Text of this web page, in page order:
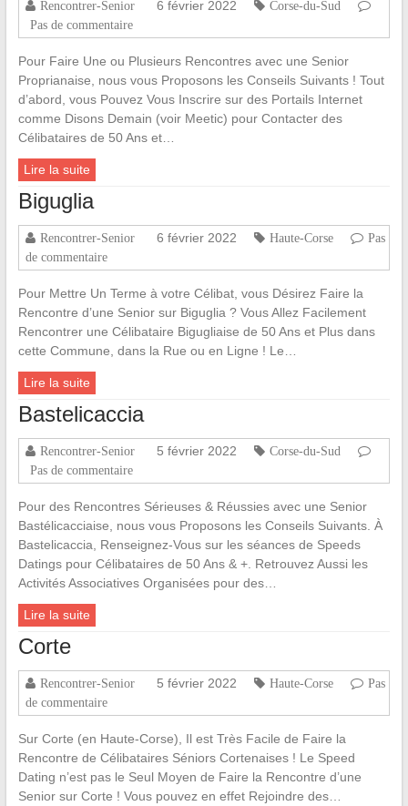
Rencontrer-Senior 6 février 2022
Corse-du-Sud
Pas de commentaire
Pour Faire Une ou Plusieurs Rencontres avec une Senior
Proprianaise, nous vous Proposons les Conseils Suivants ! Tout
d’abord, vous Pouvez Vous Inscrire sur des Portails Internet
comme Disons Demain (voir Meetic) pour Contacter des
Célibataires de 50 Ans et…
Lire la suite
Biguglia
Rencontrer-Senior 6 février 2022 Haute-Corse
Pas
de commentaire
Pour Mettre Un Terme à votre Célibat, vous Désirez Faire la
Rencontre d’une Senior sur Biguglia ? Vous Allez Facilement
Rencontrer une Célibataire Bigugliaise de 50 Ans et Plus dans
cette Commune, dans la Rue ou en Ligne ! Le…
Lire la suite
Bastelicaccia
Rencontrer-Senior 5 février 2022
Corse-du-Sud
Pas de commentaire
Pour des Rencontres Sérieuses & Réussies avec une Senior
Bastélicacciaise, nous vous Proposons les Conseils Suivants. À
Bastelicaccia, Renseignez-Vous sur les séances de Speeds
Datings pour Célibataires de 50 Ans & +. Retrouvez Aussi les
Activités Associatives Organisées pour des…
Lire la suite
Corte
Rencontrer-Senior 5 février 2022 Haute-Corse
Pas
de commentaire
Sur Corte (en Haute-Corse), Il est Très Facile de Faire la
Rencontre de Célibataires Séniors Cortenaises ! Le Speed
Dating n’est pas le Seul Moyen de Faire la Rencontre d’une
Senior sur Corte ! Vous pouvez en effet Rejoindre des…